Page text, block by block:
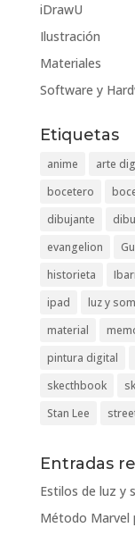
iDrawU
Ilustración
Materiales
Software y
Etiquetas
anime arte
bocetero
dibujante
evangelion
historieta
ipad
luz y
material
pintura digital
skecthbook
Stan Lee
Entradas
Estilos de luz y
Método Marvel